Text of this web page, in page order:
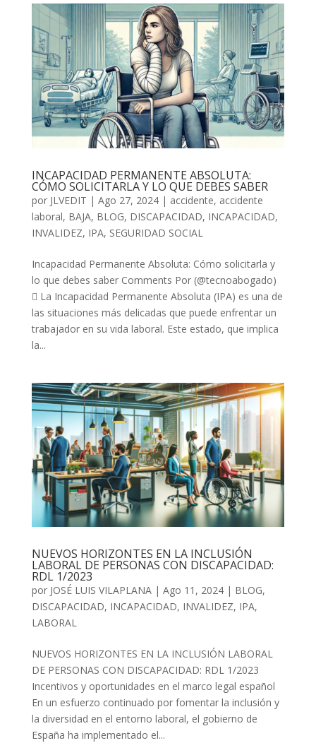
INCAPACIDAD PERMANENTE ABSOLUTA:
CÓMO SOLICITARLA Y LO QUE DEBES SABER
por JLVEDIT | Ago 27, 2024| accidente, accidente
laboral, BAJA, BLOG, DISCAPACIDAD, INCAPACIDAD,
INVALIDEZ, IPA, SEGURIDAD SOCIAL
Incapacidad Permanente Absoluta: Cómo solicitarla y
lo que debes saber Comments Por (@tecnoabogado)
 La Incapacidad Permanente Absoluta (IPA) es una de
las situaciones más delicadas que puede enfrentar un
trabajador en su vida laboral. Este estado, que implica
la...
NUEVOS HORIZONTES EN LA INCLUSIÓN
LABORAL DE PERSONAS CON DISCAPACIDAD:
RDL 1/2023
por JOSÉ LUIS VILAPLANA| Ago 11, 2024| BLOG,
DISCAPACIDAD, INCAPACIDAD, INVALIDEZ, IPA,
LABORAL
NUEVOS HORIZONTES EN LA INCLUSIÓN LABORAL
DE PERSONAS CON DISCAPACIDAD: RDL 1/2023
Incentivos y oportunidades en el marco legal español
En un esfuerzo continuado por fomentar la inclusión y
la diversidad en el entorno laboral, el gobierno de
España ha implementado el...